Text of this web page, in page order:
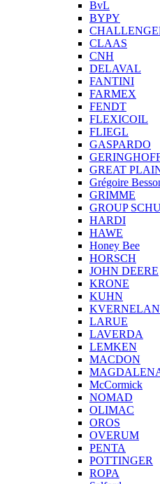
BvL
BYPY
CLAAS
CNH
DELAVAL
FANTINI
FARMEX
FENDT
FLEXICOIL
FLIEGL
GASPARDO
GREAT
Grégoire
GRIMME
GROUP
HARDI
HAWE
Honey Bee
HORSCH
JOHN DEERE
KRONE
KUHN
LARUE
LAVERDA
LEMKEN
MACDON
McCormick
NOMAD
OLIMAC
OROS
OVERUM
PENTA
POTTINGER
ROPA